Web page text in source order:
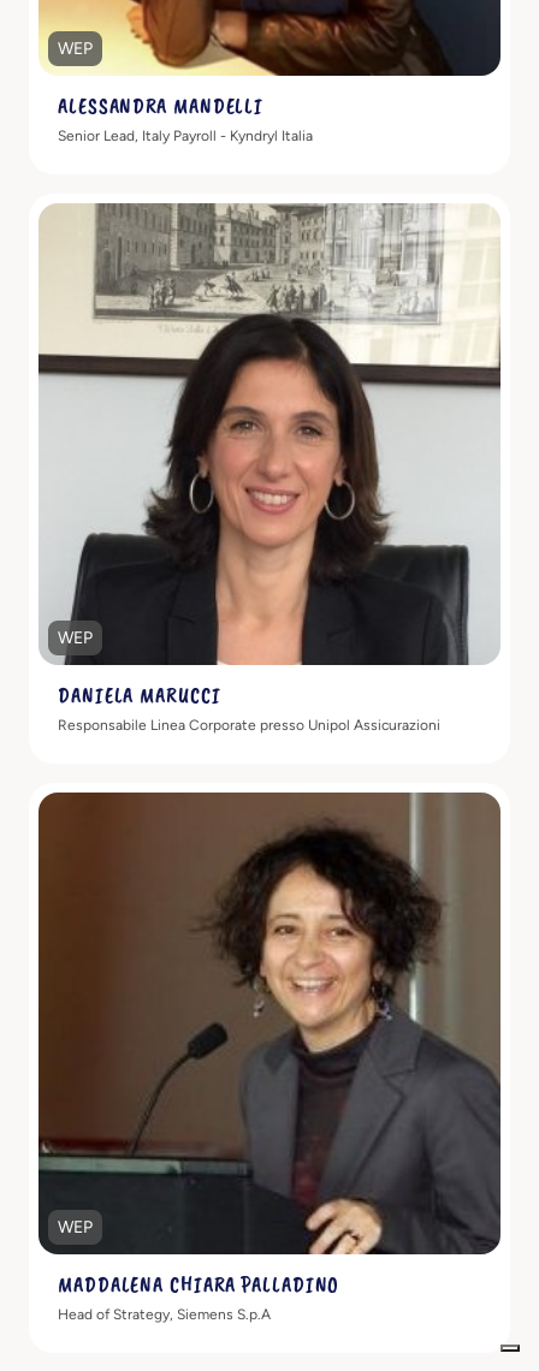
WEP
ALESSANDRA MANDELLI
Senior Lead, Italy Payroll - Kyndryl Italia
Scopri di più
WEP
DANIELA MARUCCI
Responsabile Linea Corporate presso Unipol Assicurazioni
Scopri di più
WEP
MADDALENA CHIARA PALLADINO
Head of Strategy, Siemens S.p.A